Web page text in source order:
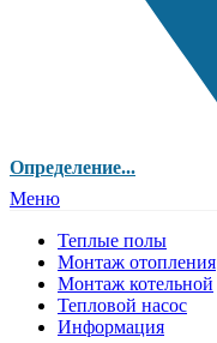
Определение...
Меню
Теплые полы
Монтаж отопления
Монтаж котельной
Тепловой насос
Информация